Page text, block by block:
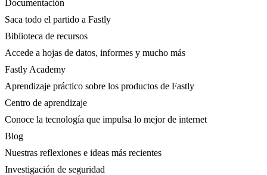
Documentación
Saca todo el partido a Fastly
Biblioteca de recursos
Accede a hojas de datos, informes y mucho más
Fastly Academy
Aprendizaje práctico sobre los productos de Fastly
Centro de aprendizaje
Conoce la tecnología que impulsa lo mejor de internet
Blog
Nuestras reflexiones e ideas más recientes
Investigación de seguridad